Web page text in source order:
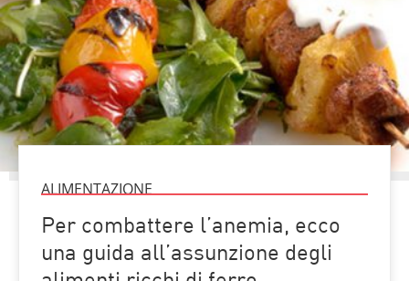
ALIMENTAZIONE
Per combattere l’anemia, ecco
una guida all’assunzione degli